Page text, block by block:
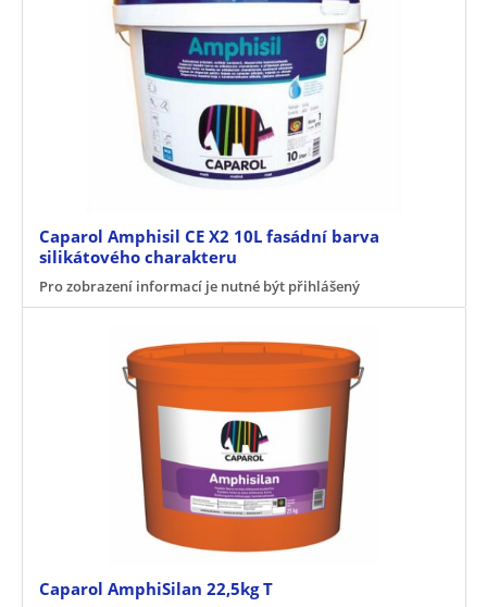
Caparol Amphisil CE X2 10L fasádní barva
silikátového charakteru
Pro zobrazení informací je nutné být přihlášený
Caparol AmphiSilan 22,5kg T